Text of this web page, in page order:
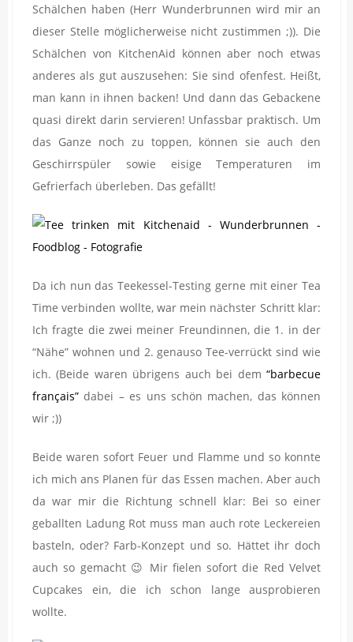
Schälchen haben (Herr Wunderbrunnen wird mir an
dieser Stelle möglicherweise nicht zustimmen ;)). Die
Schälchen von KitchenAid können aber noch etwas
anderes als gut auszusehen: Sie sind ofenfest. Heißt,
man kann in ihnen backen! Und dann das Gebackene
quasi direkt darin servieren! Unfassbar praktisch. Um
das Ganze noch zu toppen, können sie auch den
Geschirrspüler sowie eisige Temperaturen im
Gefrierfach überleben. Das gefällt!
Da ich nun das Teekessel-Testing gerne mit einer Tea
Time verbinden wollte, war mein nächster Schritt klar:
Ich fragte die zwei meiner Freundinnen, die 1. in der
“Nähe” wohnen und 2. genauso Tee-verrückt sind wie
ich. (Beide waren übrigens auch bei dem “barbecue
français” dabei – es uns schön machen, das können
wir ;))
Beide waren sofort Feuer und Flamme und so konnte
ich mich ans Planen für das Essen machen. Aber auch
da war mir die Richtung schnell klar: Bei so einer
geballten Ladung Rot muss man auch rote Leckereien
basteln, oder? Farb-Konzept und so. Hättet ihr doch
auch so gemacht 😉 Mir fielen sofort die Red Velvet
Cupcakes ein, die ich schon lange ausprobieren
wollte.